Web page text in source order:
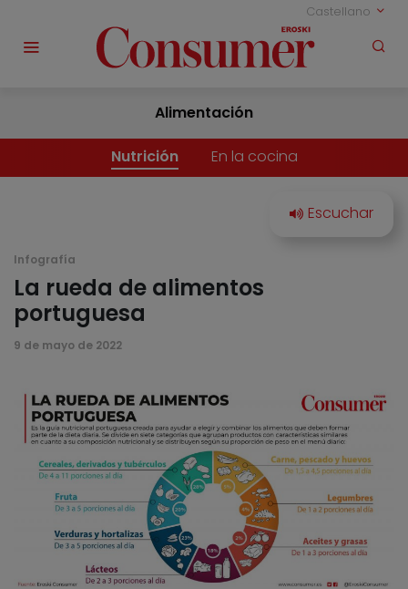
Castellano
Alimentación
Nutrición En la cocina
Infografía
La rueda de alimentos
portuguesa
9 de mayo de 2022